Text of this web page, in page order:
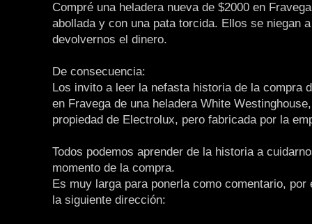
Compré una heladera nueva de $2000 en
abollada y con una pata torcida. Ellos se niegan
devolvernos el dinero.
De consecuencia:
Los invito a leer la nefasta historia de la compra
en Fravega de una heladera White
propiedad de Electrolux, pero fabricada por la
Todos podemos aprender de la historia a
momento de la compra.
Es muy larga para ponerla como comentario, por
la siguiente dirección: